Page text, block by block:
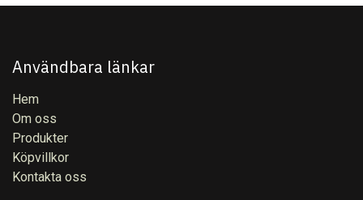
Användbara länkar
Hem
Om oss
Produkter
Köpvillkor
Kontakta oss